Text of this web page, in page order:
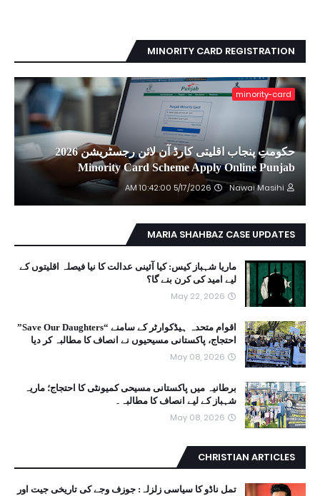
MINORITY CARD REGISTRATION
minority-card
حکومتِ پنجاب اقلیتی کارڈ آن لائن رجسٹریشن 2026
Minority Card Scheme Apply Online Punjab
Nawai Masihi
5/17/2026 10:42:00 AM
MARIA SHAHBAZ CASE UPDATES
ماریا شہباز کیس: کیا آئینی عدالت کا نیا فیصلہ اقلیتوں کے
لیے امید کی کرن بنے گا؟
May 22, 2026
اقوام متحدہ ہیڈکوارٹر کے سامنے “Save Our Daughters”
احتجاج، پاکستانی مسیحیوں نے انصاف کا مطالبہ کر دیا
May 08, 2026
برطانیہ میں پاکستانی مسیحی کمیونٹی کا احتجاج؛ ماریہ
شہباز کے لیے انصاف کا مطالبہ۔
May 08, 2026
CHRISTIAN ARTICLES
تمل ناڈو کا سیاسی زلزلہ: جوزف وجے کی تاریخی جیت اور